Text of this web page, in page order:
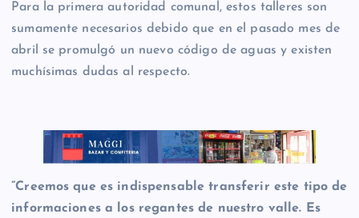
Para la primera autoridad comunal, estos talleres son
sumamente necesarios debido que en el pasado mes de
abril se promulgó un nuevo código de aguas y existen
muchísimas dudas al respecto.
”Creemos que es indispensable transferir este tipo de
informaciones a los regantes de nuestro valle. Es